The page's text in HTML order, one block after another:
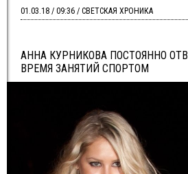
АННА КУРНИКОВА ПОСТОЯННО
ВРЕМЯ ЗАНЯТИЙ СПОРТОМ
01.03.18 / 09:36 / СВЕТСКАЯ ХРОНИКА